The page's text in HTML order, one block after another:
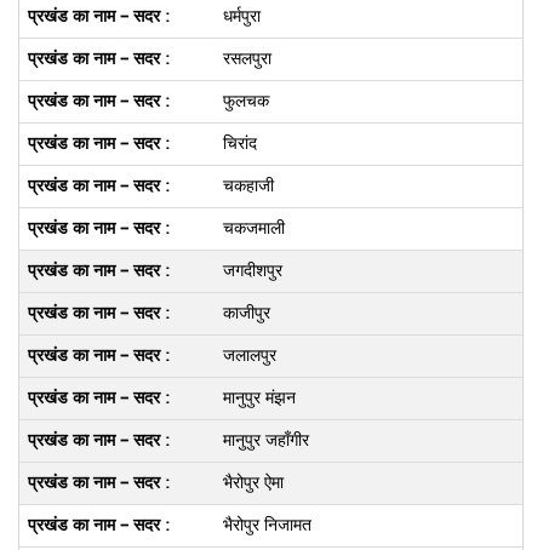
धर्मपुरा
रसलपुरा
फुलचक
चिरांद
चकहाजी
चकजमाली
जगदीशपुर
काजीपुर
जलालपुर
मानुपुर मंझन
मानुपुर जहाँगीर
भैरोपुर ऐमा
भैरोपुर निजामत